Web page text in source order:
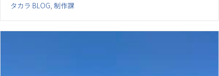
タカラ BLOG, 制作課